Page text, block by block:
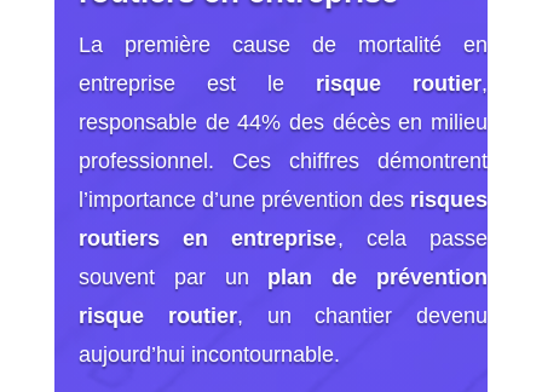
La première cause de mortalité en
entreprise est le risque routier,
responsable de 44% des décès en milieu
professionnel. Ces chiffres démontrent
l’importance d’une prévention des risques
routiers en entreprise, cela passe
souvent par un plan de prévention
risque routier, un chantier devenu
aujourd’hui incontournable.